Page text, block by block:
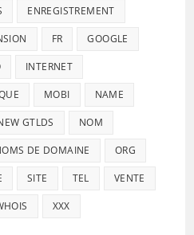
ENREGISTREMENT
FR GOOGLE
INTERNET
MOBI NAME
GTLDS NOM
DE DOMAINE ORG
SITE TEL VENTE
XXX